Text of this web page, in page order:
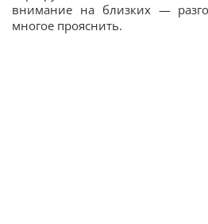
внимание на близких —
многое прояснить.